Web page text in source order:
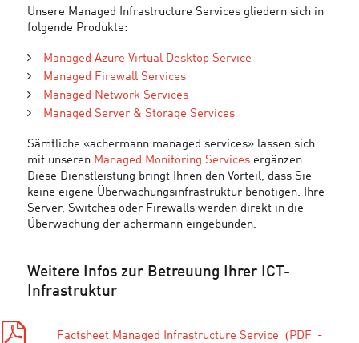
Unsere Managed Infrastructure Services gliedern sich in
folgende Produkte:
Managed Azure Virtual Desktop Service
Managed Firewall Services
Managed Network Services
Managed Server & Storage Services
Sämtliche «achermann managed services» lassen sich
mit unseren Managed Monitoring Servicesergänzen.
Diese Dienstleistung bringt Ihnen den Vorteil, dass Sie
keine eigene Überwachungsinfrastruktur benötigen. Ihre
Server, Switches oder Firewalls werden direkt in die
Überwachung der achermann eingebunden.
Weitere Infos zur Betreuung Ihrer ICT-
Infrastruktur
Factsheet Managed Infrastructure Service
PDF